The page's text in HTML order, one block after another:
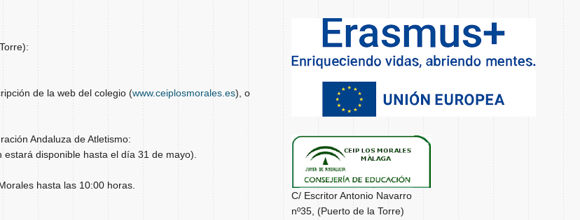
de la web del colegio (www.ceiplosmorales.es), o
Andaluza de Atletismo:
estará disponible hasta el día 31 de mayo).
hasta las 10:00 horas.
C/ Escritor Antonio Navarro
nº35, (Puerto de la Torre)